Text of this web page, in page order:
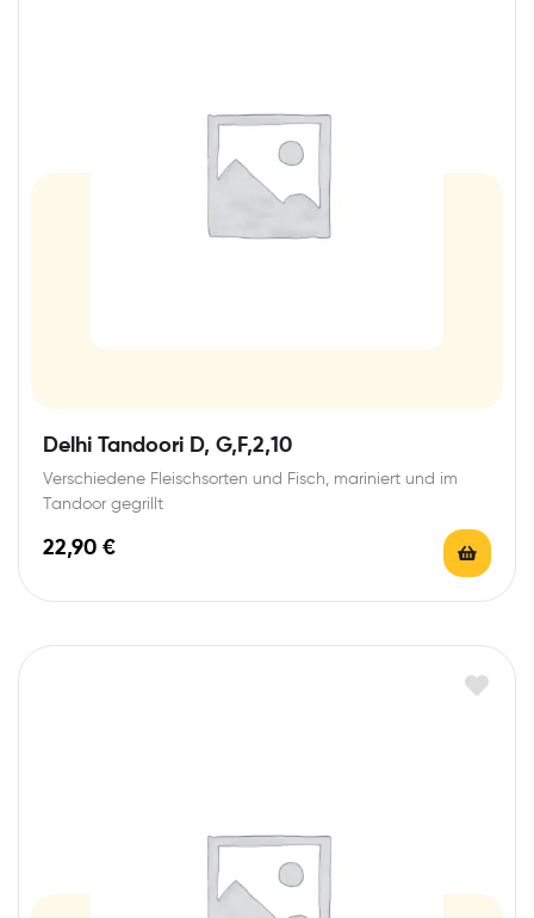
Delhi Tandoori D, G,F,2,10
Verschiedene Fleischsorten und Fisch, mariniert und im
Tandoor gegrillt
22,90 €